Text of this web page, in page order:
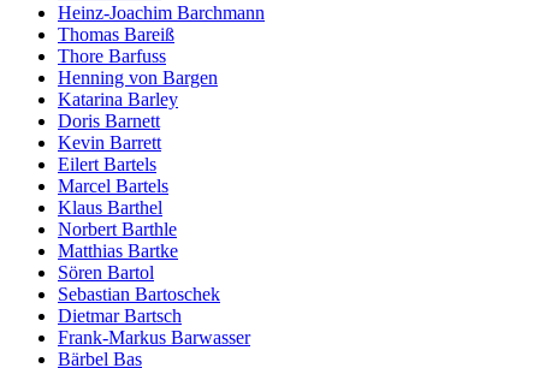
Heinz-Joachim Barchmann
Thomas Bareiß
Thore Barfuss
Henning von Bargen
Katarina Barley
Doris Barnett
Kevin Barrett
Eilert Bartels
Marcel Bartels
Klaus Barthel
Norbert Barthle
Matthias Bartke
Sören Bartol
Sebastian Bartoschek
Dietmar Bartsch
Frank-Markus Barwasser
Bärbel Bas